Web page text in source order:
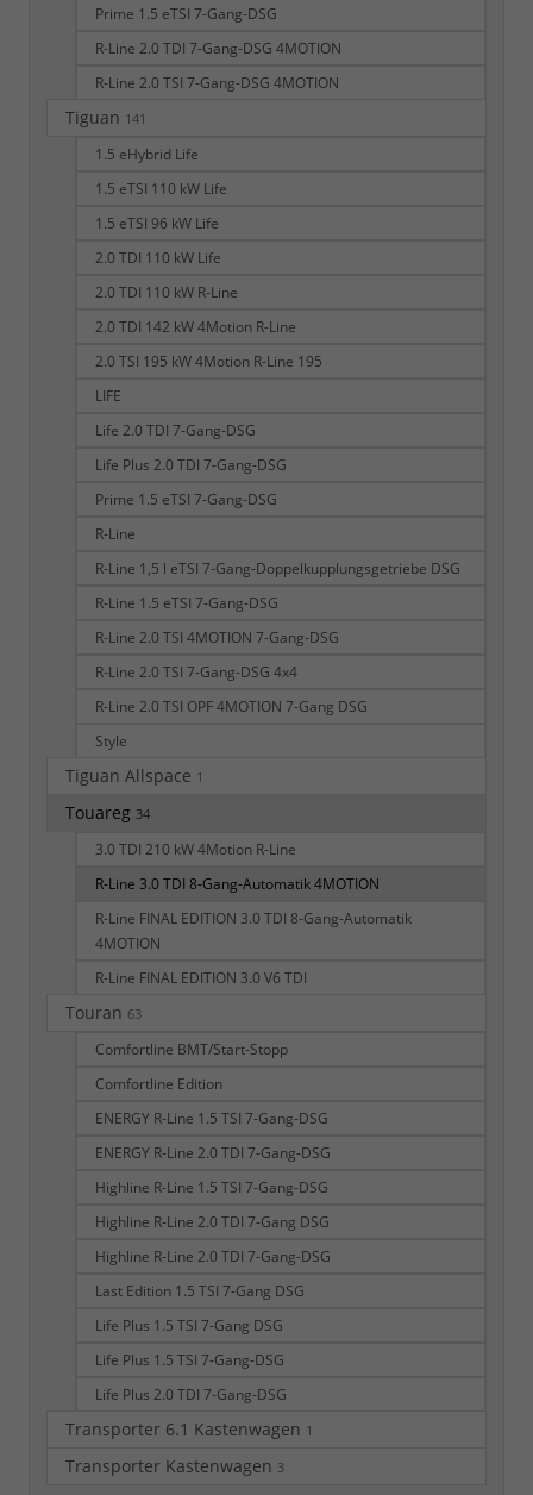
Prime 1.5 eTSI 7-Gang-DSG
R-Line 2.0 TDI 7-Gang-DSG 4MOTION
R-Line 2.0 TSI 7-Gang-DSG 4MOTION
Tiguan 141
1.5 eHybrid Life
1.5 eTSI 110 kW Life
1.5 eTSI 96 kW Life
2.0 TDI 110 kW Life
2.0 TDI 110 kW R-Line
2.0 TDI 142 kW 4Motion R-Line
2.0 TSI 195 kW 4Motion R-Line 195
LIFE
Life 2.0 TDI 7-Gang-DSG
Life Plus 2.0 TDI 7-Gang-DSG
Prime 1.5 eTSI 7-Gang-DSG
R-Line
R-Line 1,5 l eTSI 7-Gang-Doppelkupplungsgetriebe DSG
R-Line 1.5 eTSI 7-Gang-DSG
R-Line 2.0 TSI 4MOTION 7-Gang-DSG
R-Line 2.0 TSI 7-Gang-DSG 4x4
R-Line 2.0 TSI OPF 4MOTION 7-Gang DSG
Style
Tiguan Allspace 1
Touareg 34
3.0 TDI 210 kW 4Motion R-Line
R-Line 3.0 TDI 8-Gang-Automatik 4MOTION
R-Line FINAL EDITION 3.0 TDI 8-Gang-Automatik
4MOTION
R-Line FINAL EDITION 3.0 V6 TDI
Touran 63
Comfortline BMT/Start-Stopp
Comfortline Edition
ENERGY R-Line 1.5 TSI 7-Gang-DSG
ENERGY R-Line 2.0 TDI 7-Gang-DSG
Highline R-Line 1.5 TSI 7-Gang-DSG
Highline R-Line 2.0 TDI 7-Gang DSG
Highline R-Line 2.0 TDI 7-Gang-DSG
Last Edition 1.5 TSI 7-Gang DSG
Life Plus 1.5 TSI 7-Gang DSG
Life Plus 1.5 TSI 7-Gang-DSG
Life Plus 2.0 TDI 7-Gang-DSG
Transporter 6.1 Kastenwagen 1
Transporter Kastenwagen 3